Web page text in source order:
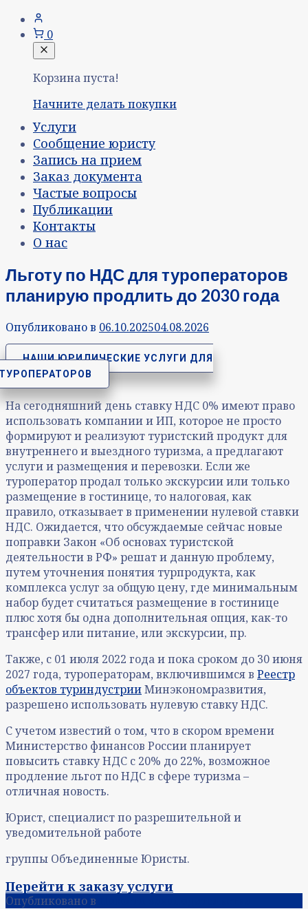
0
Корзина пуста!
Начните делать покупки
Услуги
Сообщение юристу
Запись на прием
Заказ документа
Частые вопросы
Публикации
Контакты
О нас
Льготу по НДС для туроператоров
планирую продлить до 2030 года
Опубликовано в 06.10.202504.08.2026
НАШИ ЮРИДИЧЕСКИЕ УСЛУГИ ДЛЯ
На сегодняшний день ставку НДС 0% имеют право
использовать компании и ИП, которое не просто
формируют и реализуют туристский продукт для
внутреннего и выездного туризма, а предлагают
услуги и размещения и перевозки. Если же
туроператор продал только экскурсии или только
размещение в гостинице, то налоговая, как
правило, отказывает в применении нулевой ставки
НДС. Ожидается, что обсуждаемые сейчас новые
поправки Закон «Об основах туристской
деятельности в РФ» решат и данную проблему,
путем уточнения понятия турпродукта, как
комплекса услуг за общую цену, где минимальным
набор будет считаться размещение в гостинице
плюс хотя бы одна дополнительная опция, как-то
трансфер или питание, или экскурсии, пр.
Также, с 01 июля 2022 года и пока сроком до 30 июня
2027 года, туроператорам, включившимся в Реестр
объектов туриндустрииМинэкономразвития,
разрешено использовать нулевую ставку НДС.
С учетом известий о том, что в скором времени
Министерство финансов России планирует
повысить ставку НДС с 20% до 22%, возможное
продление льгот по НДС в сфере туризма –
отличная новость.
Юрист, специалист по разрешительной и
уведомительной работе
группы Объединенные Юристы.
Перейти к заказу услуги
Опубликовано в